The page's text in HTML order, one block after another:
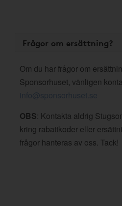
Frågor om ersättning?
Om du har frågor om
Sponsorhuset, vänligen
info@sponsorhuset.se
OBS: Kontakta aldrig
kring rabattkoder eller
frågor hanteras av oss. Tack!